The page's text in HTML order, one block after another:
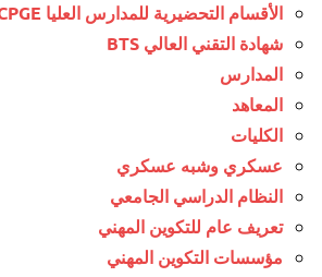
الأقسام التحضيرية للمدارس العليا CPGE
شهادة التقني العالي BTS
المدارس
المعاهد
الكليات
عسكري وشبه عسكري
النظام الدراسي الجامعي
تعريف عام للتكوين المهني
مؤسسات التكوين المهني